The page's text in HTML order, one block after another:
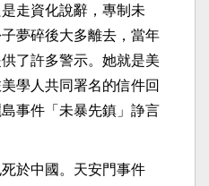
走資化說辭，專制未
夢碎後大多離去，當年
了許多警示。她就是美
學人共同署名的信件回
事件「未暴先鎮」諍言
於中國。天安門事件